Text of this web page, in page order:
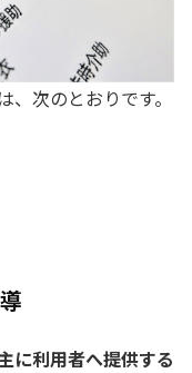
、次のとおりです。
に利用者へ提供する